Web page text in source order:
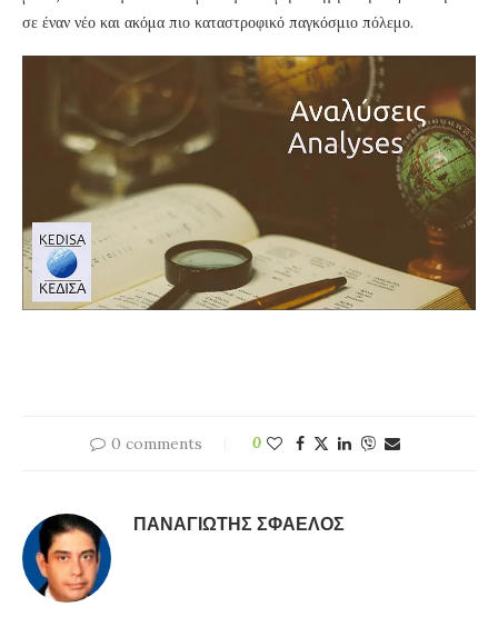
σε έναν νέο και ακόμα πιο καταστροφικό παγκόσμιο πόλεμο.
0 comments 0
ΠΑΝΑΓΙΏΤΗΣ ΣΦΑΈΛΟΣ